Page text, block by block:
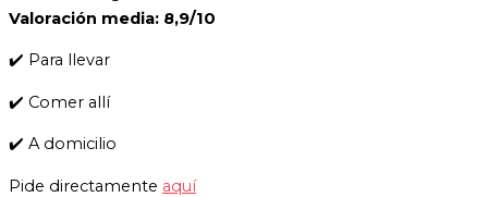
Valoración media: 8,9/10
✔️ Para llevar
✔️ Comer allí
✔️ A domicilio
Pide directamente aquí